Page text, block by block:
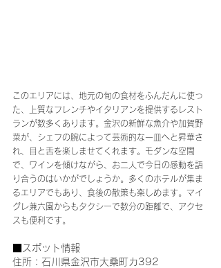
このエリアには、地元の旬の食材をふんだんに使っ
た、上質なフレンチやイタリアンを提供するレスト
ランが数多くあります。金沢の新鮮な魚介や加賀野
菜が、シェフの腕によって芸術的な一皿へと昇華さ
れ、目と舌を楽しませてくれます。モダンな空間
で、ワインを傾けながら、お二人で今日の感動を語
り合うのはいかがでしょうか。多くのホテルが集ま
るエリアでもあり、食後の散策も楽しめます。マイ
グレ兼六園からもタクシーで数分の距離で、アクセ
スも便利です。
■スポット情報
住所：石川県金沢市大桑町カ392